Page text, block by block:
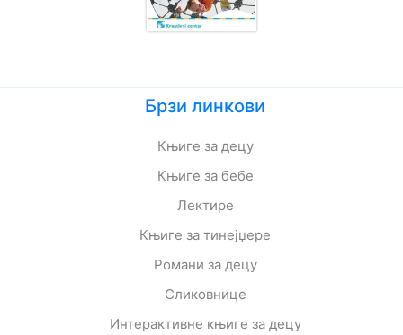
Брзи линкови
Књиге за децу
Књиге за бебе
Лектире
Књиге за тинејџере
Романи за децу
Сликовнице
Интерактивне књиге за децу